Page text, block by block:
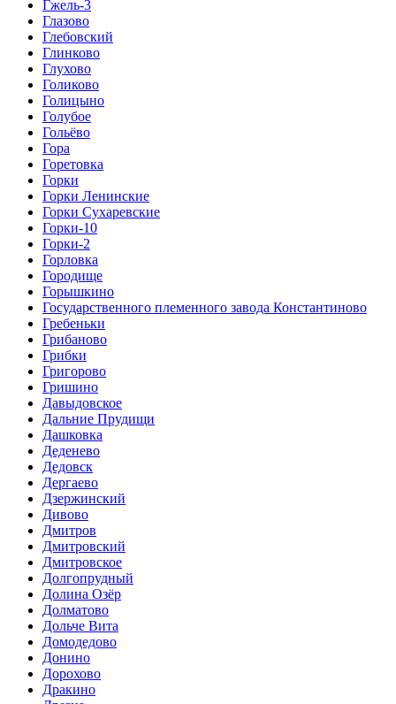
Гжель-3
Глазово
Глебовский
Глинково
Глухово
Голиково
Голицыно
Голубое
Гольёво
Гора
Горетовка
Горки
Горки Ленинские
Горки Сухаревские
Горки-10
Горки-2
Горловка
Городище
Горышкино
Государственного племенного завода Константиново
Гребеньки
Грибаново
Грибки
Григорово
Гришино
Давыдовское
Дальние Прудищи
Дашковка
Деденево
Дедовск
Дергаево
Дзержинский
Дивово
Дмитров
Дмитровский
Дмитровское
Долгопрудный
Долина Озёр
Долматово
Дольче Вита
Домодедово
Донино
Дорохово
Дракино